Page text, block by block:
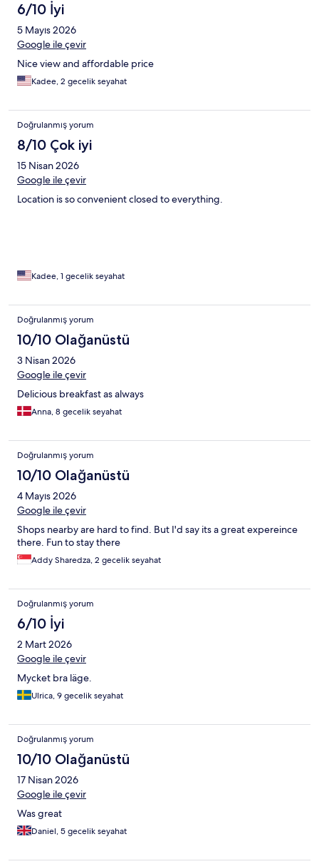
6/10 İyi
5 Mayıs 2026
Google ile çevir
Nice view and affordable price
Kadee, 2 gecelik seyahat
Doğrulanmış yorum
8/10 Çok iyi
15 Nisan 2026
Google ile çevir
Location is so convenient closed to everything.
Kadee, 1 gecelik seyahat
Doğrulanmış yorum
10/10 Olağanüstü
3 Nisan 2026
Google ile çevir
Delicious breakfast as always
Anna, 8 gecelik seyahat
Doğrulanmış yorum
10/10 Olağanüstü
4 Mayıs 2026
Google ile çevir
Shops nearby are hard to find. But I'd say its a great expereince
there. Fun to stay there
Addy Sharedza, 2 gecelik seyahat
Doğrulanmış yorum
6/10 İyi
2 Mart 2026
Google ile çevir
Mycket bra läge.
Ulrica, 9 gecelik seyahat
Doğrulanmış yorum
10/10 Olağanüstü
17 Nisan 2026
Google ile çevir
Was great
Daniel, 5 gecelik seyahat